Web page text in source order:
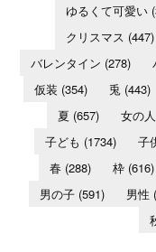
ゆるくて可愛い
クリスマス (447)
バレンタイン (278)
仮装 (354) 兎 (443)
夏 (657) 女の人
子ども (1734) 子
春(288) 枠(616)
男の子 (591) 男性